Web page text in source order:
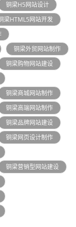
铜梁H5网站设计
梁HTML5网站开发
铜梁外贸网站制作
铜梁购物网站建设
铜梁商城网站制作
铜梁高端网站制作
铜梁品牌网站建设
铜梁网页设计制作
铜梁营销型网站建设